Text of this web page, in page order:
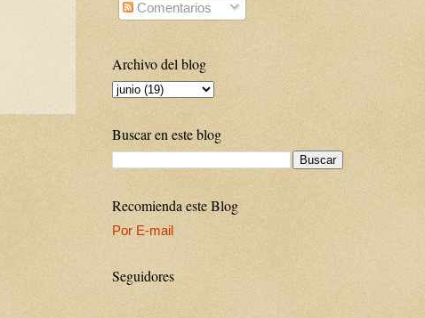
Comentarios
Archivo del blog
Buscar en este blog
Recomienda este Blog
Por E-mail
Seguidores